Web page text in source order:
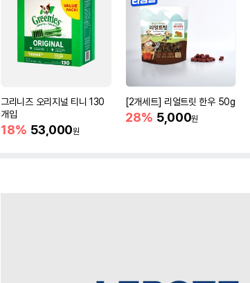
그리니즈 오리지널 티니 130
개입
18% 53,000원
[2개세트] 리얼트릿 한우 50g
28% 5,000원